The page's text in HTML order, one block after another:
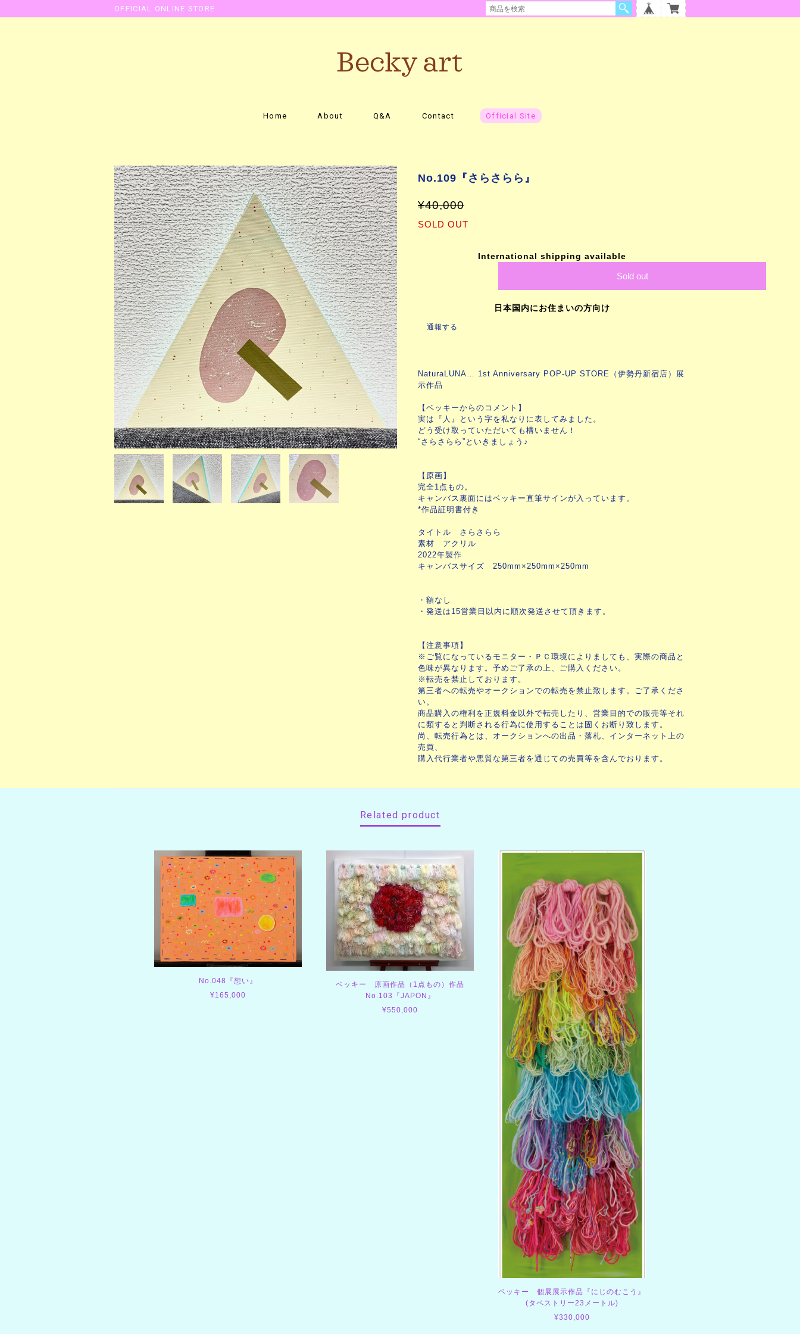
OFFICIAL ONLINE STORE
Home About Q&A Contact Official Site
No.109『さらさらら』
¥40,000
SOLD OUT
International shipping available
Sold out
日本国内にお住まいの方向け
通報する
NaturaLUNA… 1st Anniversary POP-UP STORE（伊勢丹新宿店）展
示作品
【ベッキーからのコメント】
実は『人』という字を私なりに表してみました。
どう受け取っていただいても構いません！
“さらさらら”といきましょう♪
【原画】
完全1点もの。
キャンバス裏面にはベッキー直筆サインが入っています。
*作品証明書付き
タイトル さらさらら
素材 アクリル
2022年製作
キャンバスサイズ 250mm×250mm×250mm
・額なし
・発送は15営業日以内に順次発送させて頂きます。
【注意事項】
※ご覧になっているモニター・ＰＣ環境によりましても、実際の商品と
色味が異なります。予めご了承の上、ご購入ください。
※転売を禁止しております。
第三者への転売やオークションでの転売を禁止致します。ご了承くださ
い。
商品購入の権利を正規料金以外で転売したり、営業目的での販売等それ
に類すると判断される行為に使用することは固くお断り致します。
尚、転売行為とは、オークションへの出品・落札、インターネット上の
売買、
購入代行業者や悪質な第三者を通じての売買等を含んでおります。
Related product
No.048『想い』
¥165,000
ベッキー 原画作品（1点もの）作品
No.103『JAPON』
¥550,000
ベッキー 個展展示作品『にじのむこう』
(タペストリー23メートル)
¥330,000